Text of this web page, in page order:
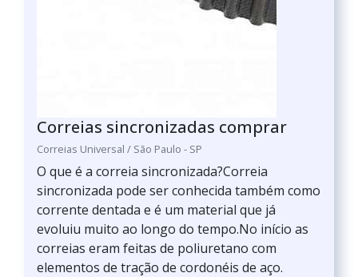
Correias sincronizadas comprar
Correias Universal / São Paulo - SP
O que é a correia sincronizada?Correia
sincronizada pode ser conhecida também como
corrente dentada e é um material que já
evoluiu muito ao longo do tempo.No início as
correias eram feitas de poliuretano com
elementos de tração de cordonéis de aço.